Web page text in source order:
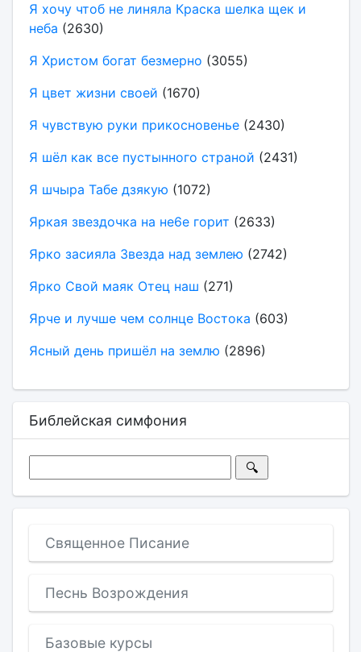
Я хочу чтоб не линяла Краска шелка щек и
неба (2630)
Я Христом богат безмерно (3055)
Я цвет жизни своей (1670)
Я чувствую руки прикосновенье(2430)
Я шёл как все пустынного страной (2431)
Я шчыра Табе дзякую (1072)
Яркая звездочка на не6е горит (2633)
Ярко засияла Звезда над землею (2742)
Ярко Свой маяк Отец наш (271)
Ярче и лучше чем солнце Востока (603)
Ясный день пришёл на землю (2896)
Библейская симфония
Священное Писание
Песнь Возрождения
Базовые курсы